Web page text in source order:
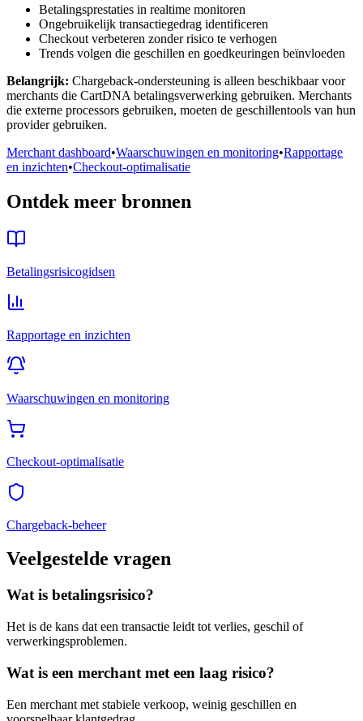
Betalingsprestaties in realtime monitoren
Ongebruikelijk transactiegedrag identificeren
Checkout verbeteren zonder risico te verhogen
Trends volgen die geschillen en goedkeuringen beïnvloeden
Belangrijk: Chargeback-ondersteuning is alleen beschikbaar voor
merchants die CartDNA betalingsverwerking gebruiken. Merchants
die externe processors gebruiken, moeten de geschillentools van hun
provider gebruiken.
Merchant dashboard•Waarschuwingen en monitoring•Rapportage
en inzichten•Checkout-optimalisatie
Ontdek meer bronnen
Betalingsrisicogidsen
Rapportage en inzichten
Waarschuwingen en monitoring
Checkout-optimalisatie
Chargeback-beheer
Veelgestelde vragen
Wat is betalingsrisico?
Het is de kans dat een transactie leidt tot verlies, geschil of
verwerkingsproblemen.
Wat is een merchant met een laag risico?
Een merchant met stabiele verkoop, weinig geschillen en